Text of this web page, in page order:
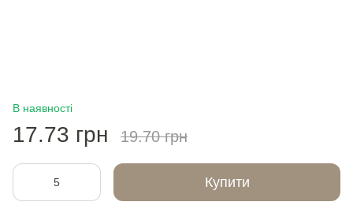
В наявності
17.73 грн 19.70 грн
Купити